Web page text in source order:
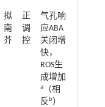
拟
南
芥
正
调
控
气孔响
应ABA
关闭增
快，
ROS生
成增加
a（相
反 b）